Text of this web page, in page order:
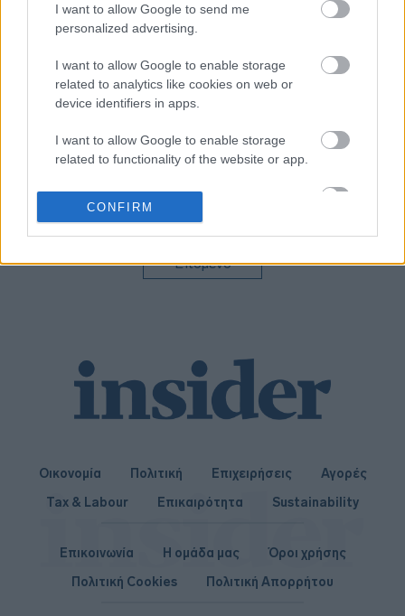
I want to allow Google to send me
personalized advertising.
I want to allow Google to enable storage
related to analytics like cookies on web or
device identifiers in apps.
I want to allow Google to enable storage
related to functionality of the website or app.
I want to allow Google to enable storage
related to personalization.
related to security, including authentication
CONFIRM
Λάρισα: Αναβαθμίζεται
κοινόχρηστα ηλεκτρικά
ποδήλατα
Peloton: Σε ρυθμούς
ανάκαμψης οι
πωλήσεις - Ράλι 15%
Επόμενο
Οικονομία Πολιτική Επιχειρήσεις
Αγορές
Tax & Labour
Επικαιρότητα Sustainability
Επικοινωνία Η ομάδα μας
Όροι χρήσης
Πολιτική Cookies
Πολιτική Απορρήτου